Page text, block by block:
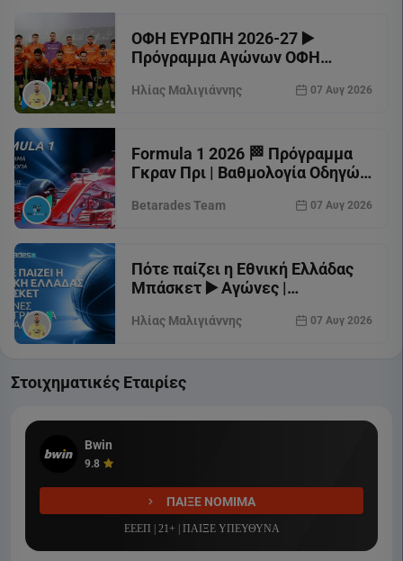
ΟΦΗ ΕΥΡΩΠΗ 2026-27 ▶️
Πρόγραμμα Αγώνων ΟΦΗ
Ηλίας Μαλιγιάννης 07 Αυγ 2026
Formula 1 2026 🏁 Πρόγραμμα
Γκραν Πρι | Βαθμολογία Οδηγών
Betarades Team 07 Αυγ 2026
Πότε παίζει η Εθνική Ελλάδας
Μπάσκετ ▶️ Αγώνες |
Ηλίας Μαλιγιάννης 07 Αυγ 2026
Στοιχηματικές Εταιρίες
Bwin
9.8
ΠΑΙΞΕ ΝΟΜΙΜΑ
ΕΕΕΠ | 21+ | ΠΑΙΞΕ ΥΠΕΥΘΥΝΑ